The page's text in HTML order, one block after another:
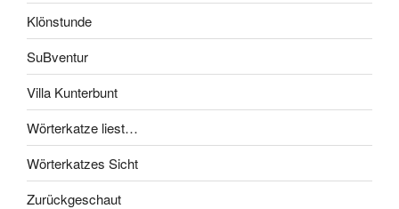
Klönstunde
SuBventur
Villa Kunterbunt
Wörterkatze liest…
Wörterkatzes Sicht
Zurückgeschaut